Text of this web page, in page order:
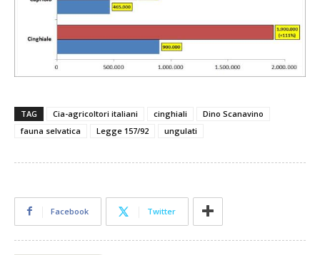
TAG Cia-agricoltori italiani cinghiali
Dino Scanavino
fauna selvatica
Legge 157/92 ungulati
Facebook Twitter